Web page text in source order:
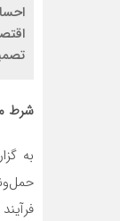
شرط
به